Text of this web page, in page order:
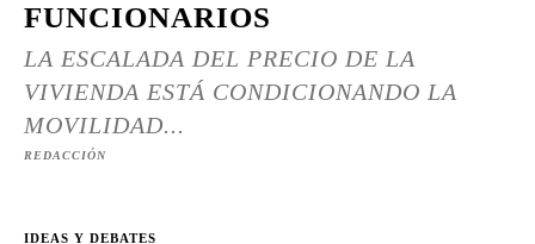
FUNCIONARIOS
LA ESCALADA DEL PRECIO DE LA
VIVIENDA ESTÁ CONDICIONANDO LA
MOVILIDAD...
REDACCIÓN
IDEAS Y DEBATES